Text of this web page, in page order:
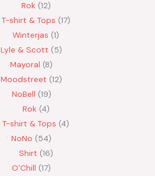
Rok 12
T-shirt & Tops 17
Winterjas 1
Lyle & Scott
5
Mayoral 8
Moodstreet 12
NoBell 19
Rok 4
T-shirt & Tops 4
NoNo
54
Shirt 16
O'Chill 17